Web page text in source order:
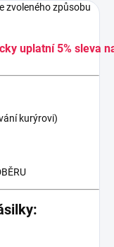
zvoleného způsobu
uplatní 5% sleva
kurýrovi)